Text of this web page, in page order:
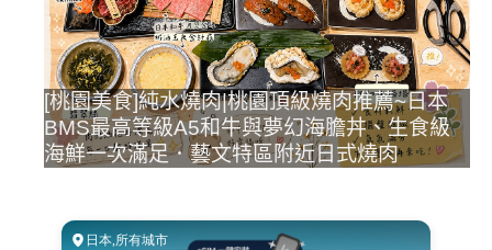
[桃園美食]純水燒肉|桃園頂級燒肉推薦~日本
BMS最高等級A5和牛與夢幻海膽丼、生食級
海鮮一次滿足．藝文特區附近日式燒肉